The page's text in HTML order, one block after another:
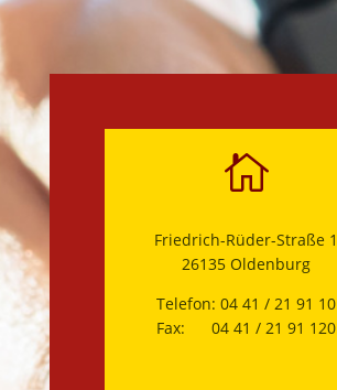

Friedrich-Rüder-Straße 1
26135 Oldenburg
Telefon: 04 41 / 21 91 10
Fax: 04 41 / 21 91 120